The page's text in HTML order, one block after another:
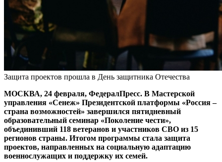
Защита проектов прошла в День защитника Отечества
МОСКВА, 24 февраля, ФедералПресс. В Мастерской
управления «Сенеж» Президентской платформы «Россия –
страна возможностей» завершился пятидневный
образовательный семинар «Поколение чести»,
объединивший 118 ветеранов и участников СВО из 15
регионов страны. Итогом программы стала защита
проектов, направленных на социальную адаптацию
военнослужащих и поддержку их семей.